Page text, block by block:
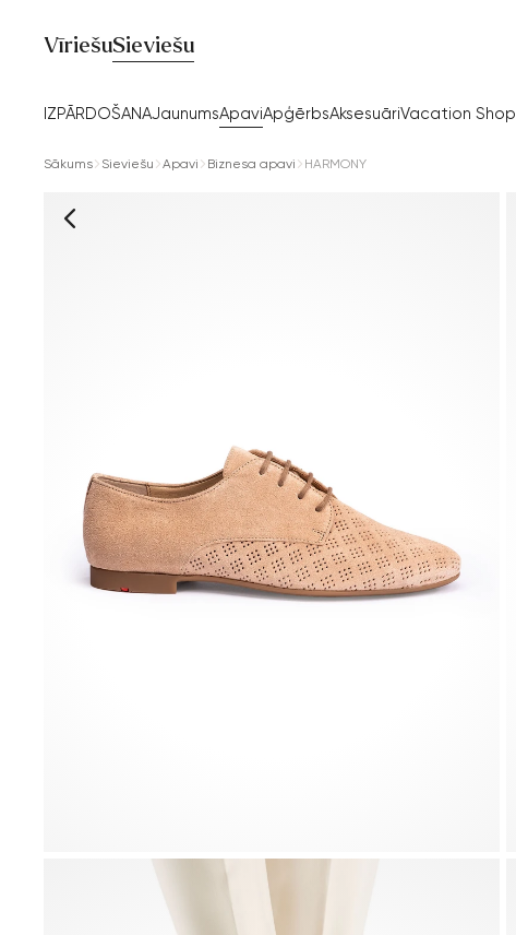
VīriešuSieviešu
IZPĀRDOŠANAJaunumsApaviApģērbsAksesuāriVacation Shop
Sākums Sieviešu Apavi Biznesa apavi HARMONY